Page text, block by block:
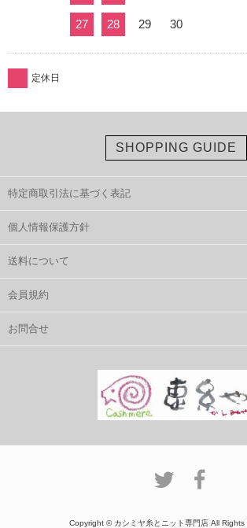
27 28 29 30
定休日
SHOPPING GUIDE
特定商取引法に基づく表記
個人情報保護方針
送料について
会員規約
お問合せ
Copyright © カシミヤ糸とニット専門店 All Rights